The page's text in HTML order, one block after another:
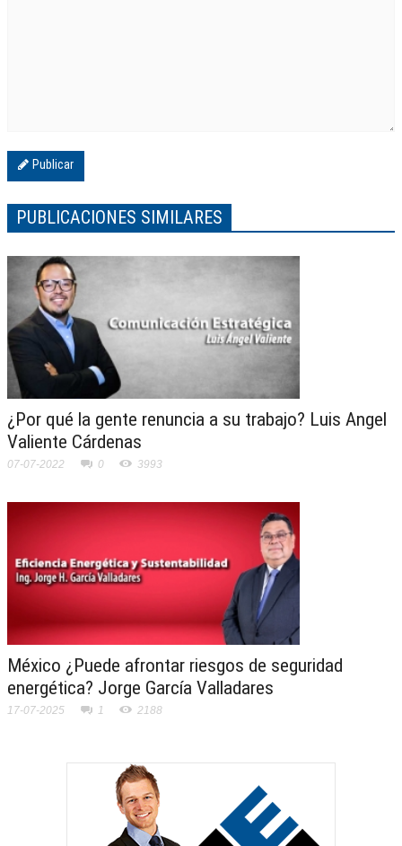
Publicar
PUBLICACIONES SIMILARES
¿Por qué la gente renuncia a su trabajo? Luis Angel
Valiente Cárdenas
07-07-2022 0 3993
México ¿Puede afrontar riesgos de seguridad
energética? Jorge García Valladares
17-07-2025 1 2188